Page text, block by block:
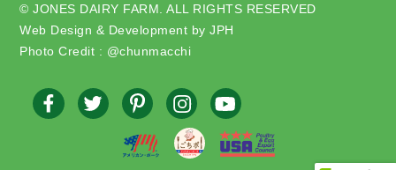
© JONES DAIRY FARM. ALL RIGHTS RESERVED
Web Design & Development by JPH
Photo Credit : @chunmacchi